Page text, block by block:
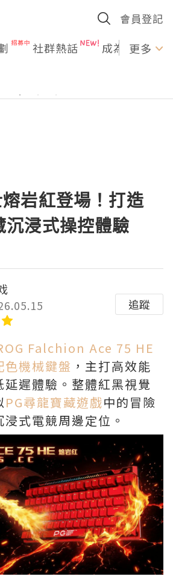
會員登記
社群熱話 成為U更多
岩紅登場！打造
沉浸式操控體驗
追蹤
Falchion Ace 75 HE
色機械鍵盤 ，主打高效能
遲體驗。整體紅黑視覺
PG尋龍寶藏遊戲中的冒險
式電競周邊定位。